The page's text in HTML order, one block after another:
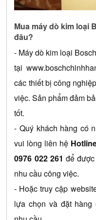
Mua máy dò kim loại
đâu?
- Máy dò kim loại
tại
các thiết bị công
việc. Sản phẩm đảm
tốt.
- Quý khách hàng có
vui lòng liên hệ
0976 022 261 để
nhu cầu công việc.
- Hoặc truy cập
lựa chọn và đặt